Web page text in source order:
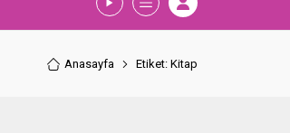
Anasayfa Etiket: Kitap